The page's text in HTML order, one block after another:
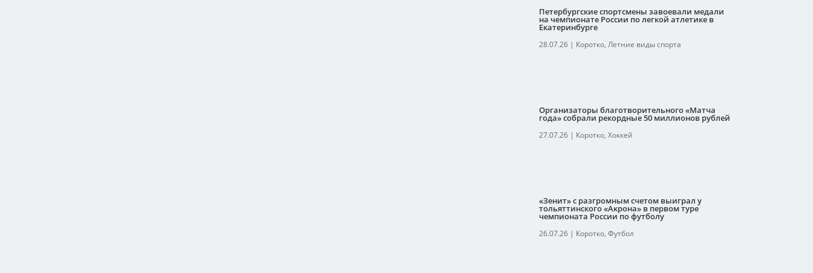
Петербургские спортсмены завоевали медали
на чемпионате России по легкой атлетике в
Екатеринбурге
28.07.26| Коротко, Летние виды спорта
Организаторы благотворительного «Матча
года» собрали рекордные 50 миллионов рублей
27.07.26| Коротко, Хоккей
«Зенит» с разгромным счетом выиграл у
тольяттинского «Акрона» в первом туре
чемпионата России по футболу
26.07.26| Коротко, Футбол